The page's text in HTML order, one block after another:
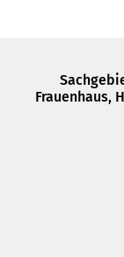
Frauenhaus,